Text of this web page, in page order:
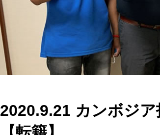
2020.9.21 カンボジア